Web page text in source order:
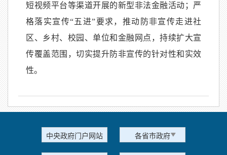
短视频平台等渠道开展的新型非法金融活动；严
格落实宣传“五进”要求，推动防非宣传走进社
区、乡村、校园、单位和金融网点，持续扩大宣
传覆盖范围，切实提升防非宣传的针对性和实效
性。
中央政府门户网站 各省市政府